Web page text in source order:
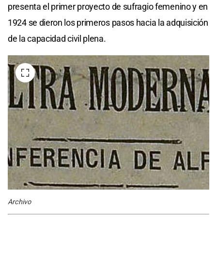
presenta el primer proyecto de sufragio femenino y en
1924 se dieron los primeros pasos hacia la adquisición
de la capacidad civil plena.
Archivo